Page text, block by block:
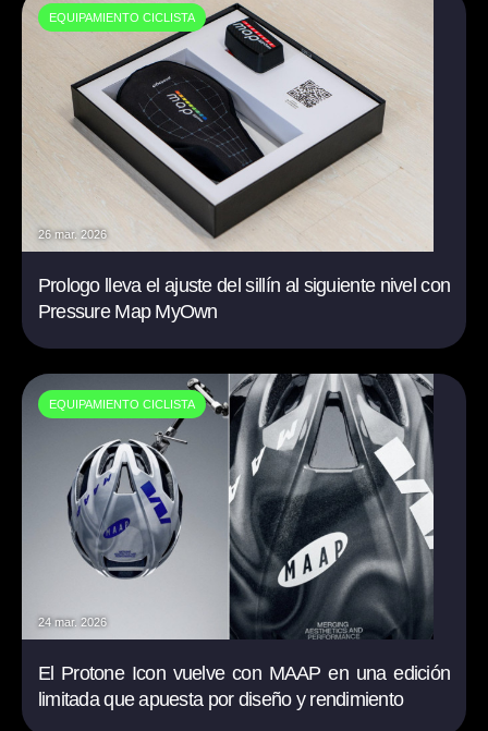
EQUIPAMIENTO CICLISTA
26 mar. 2026
Prologo lleva el ajuste del sillín al siguiente nivel con
Pressure Map MyOwn
EQUIPAMIENTO CICLISTA
24 mar. 2026
El Protone Icon vuelve con MAAP en una edición
limitada que apuesta por diseño y rendimiento